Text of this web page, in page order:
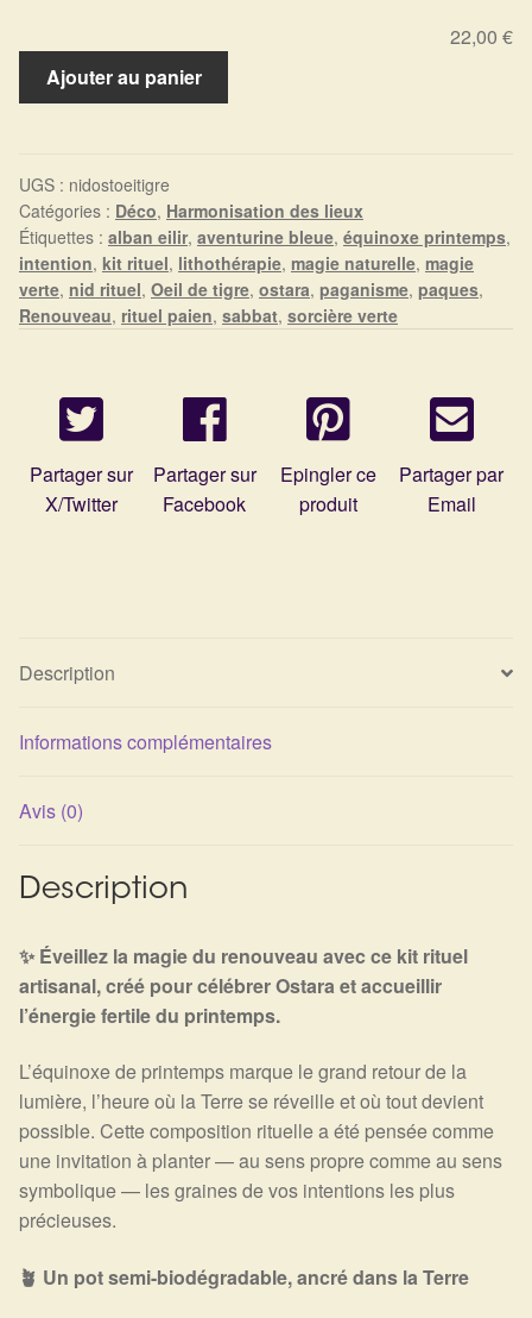
22,00 €
quantité
—
Kit
Rituel
de
l'Équinoxe
de
Ajouter au panier
UGS : nidostoeitigre
Catégories : Déco, Harmonisation des lieux
Étiquettes : alban eilir, aventurine bleue, équinoxe printemps,
intention, kit rituel, lithothérapie, magie naturelle, magie
verte, nid rituel, Oeil de tigre, ostara, paganisme, paques,
Renouveau, rituel paien, sabbat, sorcière verte
Partager sur
X/Twitter
Partager sur
Facebook
Epingler ce
produit
Partager par
Email
Description
Informations complémentaires
Avis (0)
Description
✨ Éveillez la magie du renouveau avec ce kit rituel
artisanal, créé pour célébrer Ostara et accueillir
l’énergie fertile du printemps.
L’équinoxe de printemps marque le grand retour de la
lumière, l’heure où la Terre se réveille et où tout devient
possible. Cette composition rituelle a été pensée comme
une invitation à planter — au sens propre comme au sens
symbolique — les graines de vos intentions les plus
précieuses.
🪴 Un pot semi-biodégradable, ancré dans la Terre